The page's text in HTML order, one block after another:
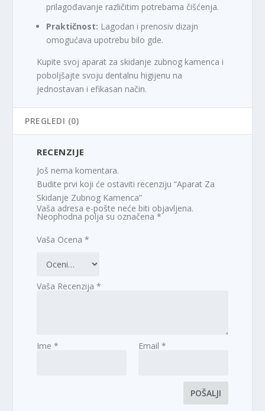
prilagođavanje različitim potrebama čišćenja.
Praktičnost: Lagodan i prenosiv dizajn
omogućava upotrebu bilo gde.
Kupite svoj aparat za skidanje zubnog kamenca i
poboljšajte svoju dentalnu higijenu na
jednostavan i efikasan način.
PREGLEDI (0)
RECENZIJE
Još nema komentara.
Budite prvi koji će ostaviti recenziju “Aparat Za
Skidanje Zubnog Kamenca”
Vaša adresa e-pošte neće biti objavljena.
Neophodna polja su označena*
Vaša Ocena*
Vaša Recenzija*
Ime* Email *